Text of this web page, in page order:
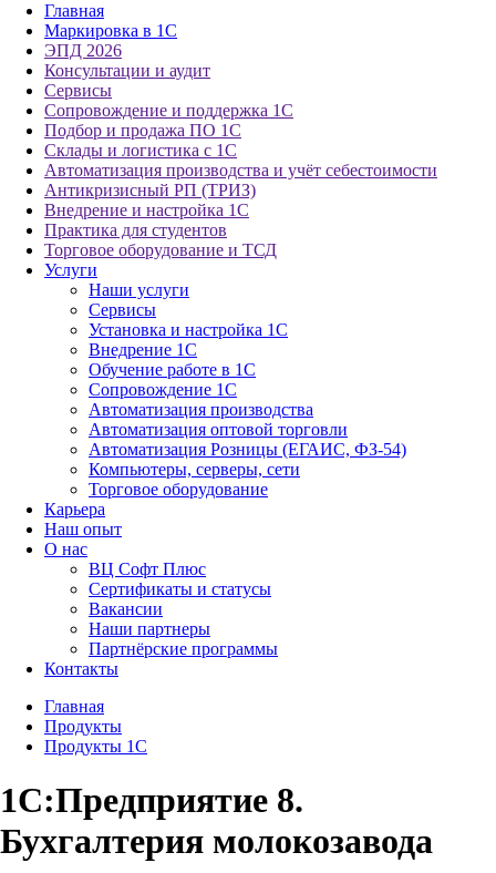
Главная
Маркировка в 1С
ЭПД 2026
Консультации и аудит
Сервисы
Сопровождение и поддержка 1С
Подбор и продажа ПО 1С
Склады и логистика с 1С
Автоматизация производства и учёт себестоимости
Антикризисный РП (ТРИЗ)
Внедрение и настройка 1С
Практика для студентов
Торговое оборудование и ТСД
Услуги
Наши услуги
Сервисы
Установка и настройка 1С
Внедрение 1С
Обучение работе в 1С
Сопровождение 1С
Автоматизация производства
Автоматизация оптовой торговли
Автоматизация Розницы (ЕГАИС, ФЗ-54)
Компьютеры, серверы, сети
Торговое оборудование
Карьера
Наш опыт
О нас
ВЦ Софт Плюс
Сертификаты и статусы
Вакансии
Наши партнеры
Партнёрские программы
Контакты
Главная
Продукты
Продукты 1С
1С:Предприятие 8.
Бухгалтерия молокозавода